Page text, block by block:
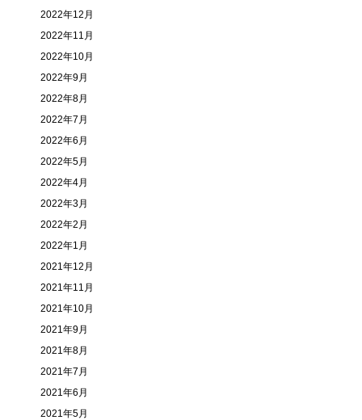
2022年12月
2022年11月
2022年10月
2022年9月
2022年8月
2022年7月
2022年6月
2022年5月
2022年4月
2022年3月
2022年2月
2022年1月
2021年12月
2021年11月
2021年10月
2021年9月
2021年8月
2021年7月
2021年6月
2021年5月